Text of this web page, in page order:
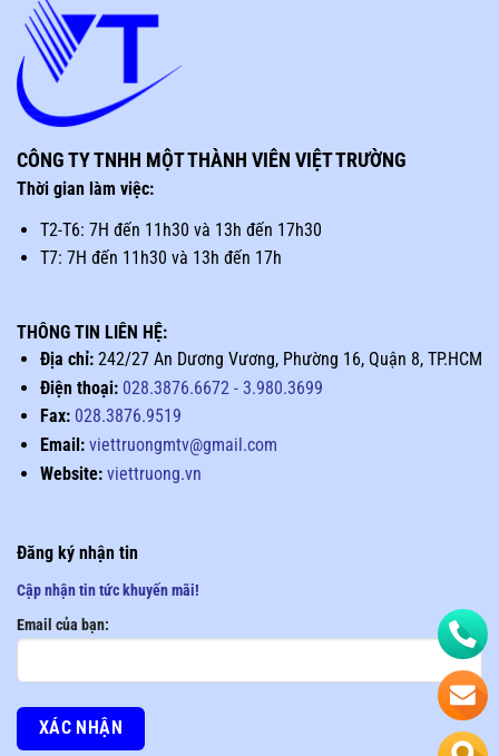
CÔNG TY TNHH MỘT THÀNH VIÊN VIỆT TRƯỜNG
Thời gian làm việc:
T2-T6: 7H đến 11h30 và 13h đến 17h30
T7: 7H đến 11h30 và 13h đến 17h
THÔNG TIN LIÊN HỆ:
Địa chỉ:242/27 An Dương Vương, Phường 16, Quận 8, TP.HCM
Điện thoại: 028.3876.6672 -3.980.3699
Fax: 028.3876.9519
Email: viettruongmtv@gmail.com
Website: viettruong.vn
Đăng ký nhận tin
Cập nhận tin tức khuyến mãi!
Email của bạn: